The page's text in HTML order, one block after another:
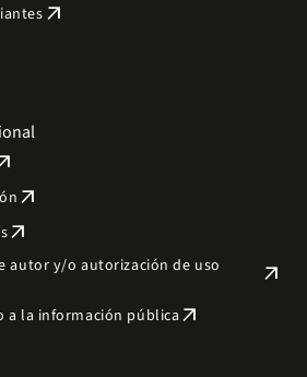
arrow_outward
arrow_outward
arrow_outward
autor y/o autorización de uso
arrow_outward
a la información pública arrow_outward